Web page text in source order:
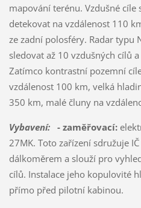
mapování terénu. Vzdušné cíle
detekovat na vzdálenost 110
ze zadní polosféry. Radar typu
sledovat až 10 vzdušných cílů
Zatímco kontrastní pozemní
vzdálenost 100 km, velká
350 km, malé čluny na
Vybavení: - zaměřovací:
27MK. Toto zařízení sdružuje
dálkoměrem a slouží pro
cílů. Instalace jeho kopulovité
přímo před pilotní kabinou.